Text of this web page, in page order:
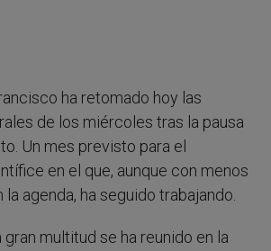
ha retomado hoy las
de los miércoles tras la pausa
Un mes previsto para el
en el que, aunque con menos
agenda, ha seguido trabajando.
gran multitud se ha reunido en la